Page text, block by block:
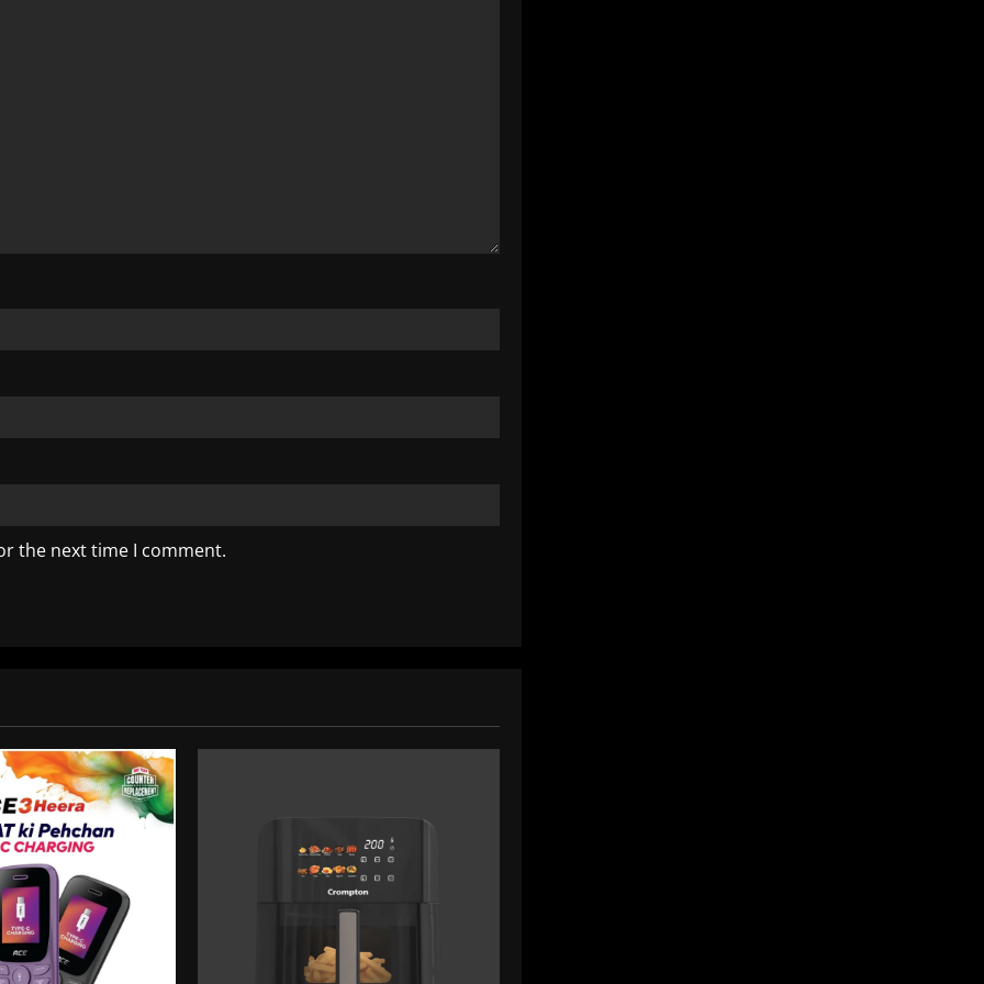
the next time I comment.